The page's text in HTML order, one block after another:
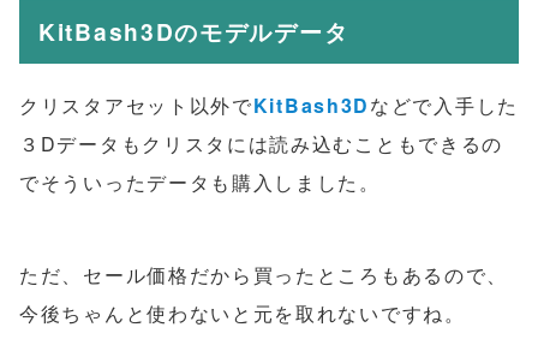
KitBash3Dのモデルデータ
クリスタアセット以外でKitBash3Dなどで入手した
３Dデータもクリスタには読み込むこともできるの
でそういったデータも購入しました。
ただ、セール価格だから買ったところもあるので、
今後ちゃんと使わないと元を取れないですね。